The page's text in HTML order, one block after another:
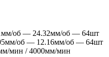
об — 24.32мм/об — 64шт
об — 12.16мм/об — 64шт
мин / 4000мм/мин